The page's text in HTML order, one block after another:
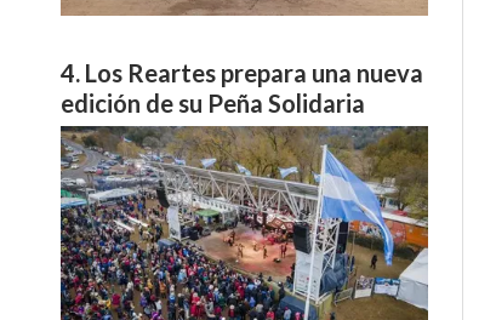
Los Reartes prepara una nueva
edición de su Peña Solidaria